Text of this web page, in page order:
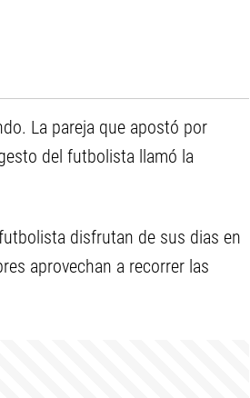
La pareja que apostó por
del futbolista llamó la
disfrutan de sus dias en
aprovechan a recorrer las